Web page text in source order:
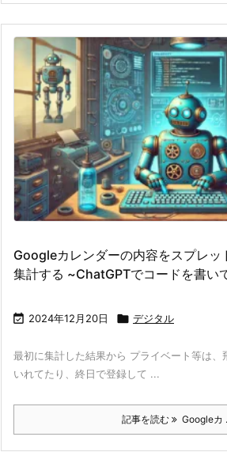
Googleカレンダーの内容をスプレッ
集計する ~ChatGPTでコードを書い
 2024年12月20日  デジタル
最初に集計した結果から プライベート等は、
いれてたり、終日で登録して ...
記事を読む Googleカ